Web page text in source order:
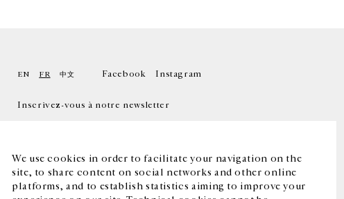
We use cookies in order to facilitate your navigation on the
site, to share content on social networks and other online
platforms, and to establish statistics aiming to improve your
EN FR 中文 Facebook Instagram
Inscrivez-vous à notre newsletter